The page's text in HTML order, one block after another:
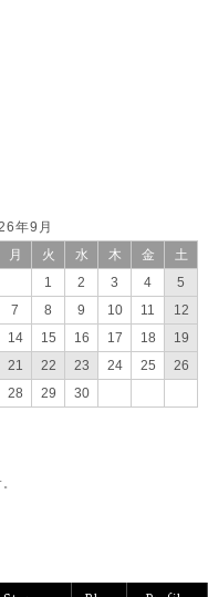
年9月
月 火 水 木 金
土
1
2 3 4
5
7 8 9 10 11
12
14 15 16 17 18
19
21 22 23 24 25
26
28 29 30